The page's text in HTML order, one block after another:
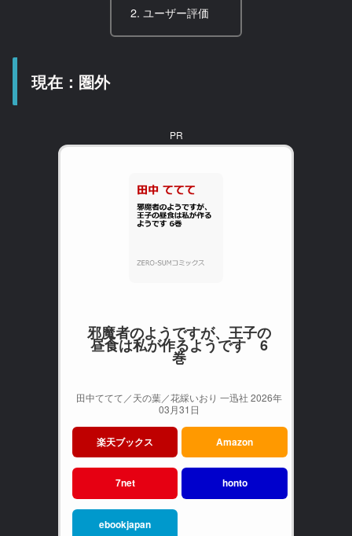
ユーザー評価
現在：圏外
PR
邪魔者のようですが、王子の
昼食は私が作るようです 6
巻
田中ててて／天の葉／花綵いおり 一迅社 2026年
03月31日
楽天ブックス Amazon
7net honto
ebookjapan